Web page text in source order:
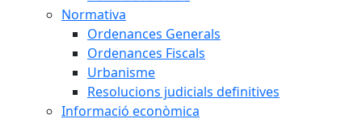
Normativa
Ordenances Generals
Ordenances Fiscals
Urbanisme
Resolucions judicials definitives
Informació econòmica